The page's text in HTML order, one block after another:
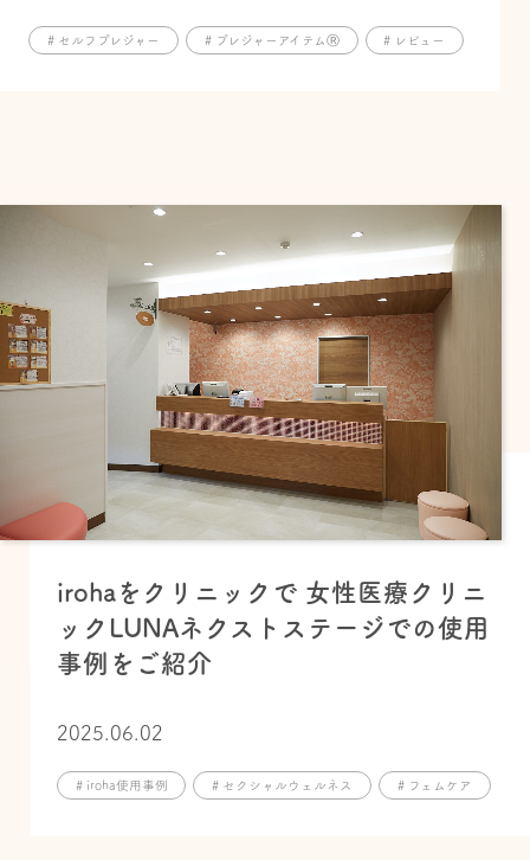
# セルフプレジャー # プレジャーアイテムⓇ # レビュー
irohaをクリニックで 女性医療クリニ
ックLUNAネクストステージでの使用
事例をご紹介
2025.06.02
# iroha使用事例 # セクシャルウェルネス # フェムケア